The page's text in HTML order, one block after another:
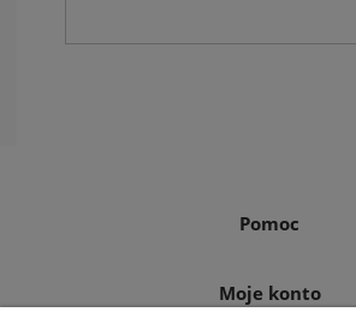
Pomoc
Moje konto